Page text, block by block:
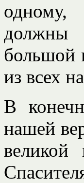
одному,
должны
большой
из всех
В
нашей